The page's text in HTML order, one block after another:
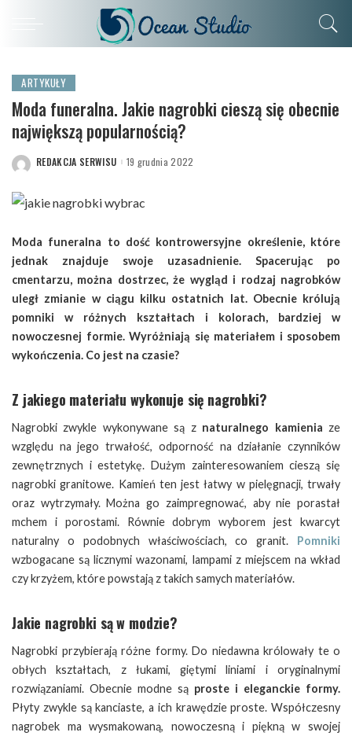
ARTYKUŁY
Moda funeralna. Jakie nagrobki cieszą się obecnie
największą popularnością?
POSTED
REDAKCJA SERWISU 19 grudnia 2022
Moda funeralna to dość kontrowersyjne określenie, które
jednak znajduje swoje uzasadnienie. Spacerując po
cmentarzu, można dostrzec, że wygląd i rodzaj nagrobków
uległ zmianie w ciągu kilku ostatnich lat. Obecnie królują
pomniki w różnych kształtach i kolorach, bardziej w
nowoczesnej formie. Wyróżniają się materiałem i sposobem
wykończenia. Co jest na czasie?
Z jakiego materiału wykonuje się nagrobki?
Nagrobki zwykle wykonywane są z naturalnego kamienia ze
względu na jego trwałość, odporność na działanie czynników
zewnętrznych i estetykę. Dużym zainteresowaniem cieszą się
nagrobki granitowe. Kamień ten jest łatwy w pielęgnacji, trwały
oraz wytrzymały. Można go zaimpregnować, aby nie porastał
mchem i porostami. Równie dobrym wyborem jest kwarcyt
naturalny o podobnych właściwościach, co granit.
Pomniki
wzbogacane są licznymi wazonami, lampami z miejscem na wkład
czy krzyżem, które powstają z takich samych materiałów.
Jakie nagrobki są w modzie?
Nagrobki przybierają różne formy. Do niedawna królowały te o
obłych kształtach, z łukami, giętymi liniami i oryginalnymi
rozwiązaniami. Obecnie modne są proste i eleganckie formy.
Płyty zwykle są kanciaste, a ich krawędzie proste. Współczesny
nagrobek ma wysmakowaną, nowoczesną i piękną w swojej